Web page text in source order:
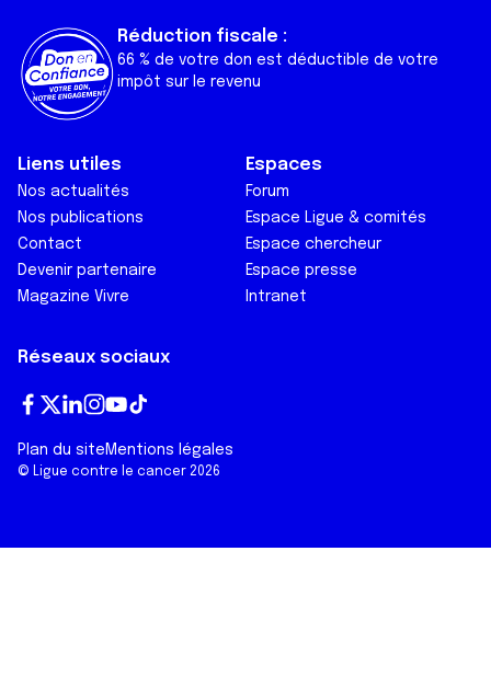
Réduction fiscale :
66 % de votre don est déductible de votre
impôt sur le revenu
Liens utiles
Nos actualités
Nos publications
Contact
Devenir partenaire
Magazine Vivre
Espaces
Forum
Espace Ligue & comités
Espace chercheur
Espace presse
Intranet
Réseaux sociaux
ce
bo
wi
tt
ke
dI
st
ag
ut
ub
To
k
© Ligue contre le cancer 2026
Plan du site Mentions légales